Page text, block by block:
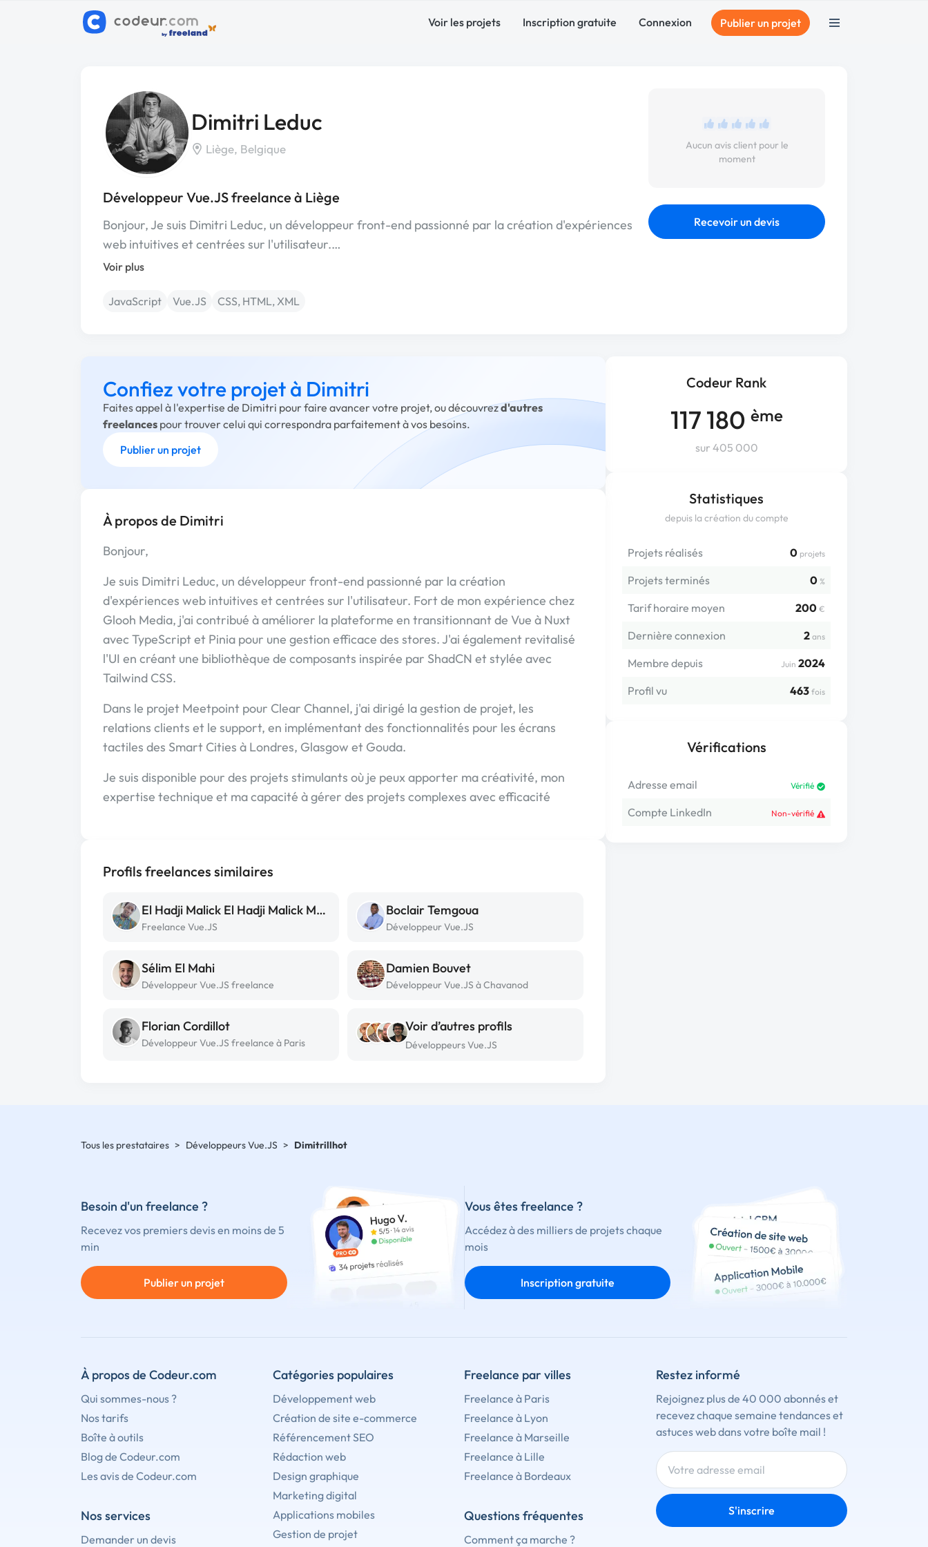
Voir les projets Inscription gratuite Connexion Publier un projet
Dimitri Leduc
Liège, Belgique
Développeur Vue.JS freelance à Liège
Bonjour, Je suis Dimitri Leduc, un développeur front-end passionné par la création d'expériences
web intuitives et centrées sur l'utilisateur.…
Voir plus
JavaScript Vue.JS CSS, HTML, XML
Aucun avis client pour le
moment
Recevoir un devis
Codeur Rank
117 180 ème
sur 405 000
Statistiques
depuis la création du compte
Projets réalisés 0 projets
Projets terminés 0 %
Tarif horaire moyen 200 €
Dernière connexion 2 ans
Membre depuis Juin 2024
Profil vu
463 fois
Vérifications
Adresse email Vérifié
Compte LinkedIn Non-vérifié
Confiez votre projet à Dimitri
Faites appel à l'expertise de Dimitri pour faire avancer votre projet, ou découvrezd'autres
freelances pour trouver celui qui correspondra parfaitement à vos besoins.
Publier un projet
À propos de Dimitri
Bonjour,
Je suis Dimitri Leduc, un développeur front-end passionné par la création
d'expériences web intuitives et centrées sur l'utilisateur. Fort de mon expérience chez
Glooh Media, j'ai contribué à améliorer la plateforme en transitionnant de Vue à Nuxt
avec TypeScript et Pinia pour une gestion efficace des stores. J'ai également revitalisé
l'UI en créant une bibliothèque de composants inspirée par ShadCN et stylée avec
Tailwind CSS.
Dans le projet Meetpoint pour Clear Channel, j'ai dirigé la gestion de projet, les
relations clients et le support, en implémentant des fonctionnalités pour les écrans
tactiles des Smart Cities à Londres, Glasgow et Gouda.
Je suis disponible pour des projets stimulants où je peux apporter ma créativité, mon
expertise technique et ma capacité à gérer des projets complexes avec efficacité
Profils freelances similaires
El Hadji Malick El Hadji Malick Mbengue
Freelance Vue.JS
Boclair Temgoua
Développeur Vue.JS
Sélim El Mahi
Développeur Vue.JS freelance
Damien Bouvet
Développeur Vue.JS à Chavanod
Florian Cordillot
Développeur Vue.JS freelance à Paris
Voir d’autres profils
Développeurs Vue.JS
Tous les prestataires > Développeurs Vue.JS > Dimitrillhot
Besoin d'un freelance ?
Recevez vos premiers devis en moins de 5
min
Publier un projet
Vous êtes freelance ?
Accédez à des milliers de projets chaque
mois
Inscription gratuite
À propos de Codeur.com
Qui sommes-nous ?
Nos tarifs
Boîte à outils
Blog de Codeur.com
Les avis de Codeur.com
Nos services
Demander un devis
Catégories populaires
Développement web
Création de site e-commerce
Référencement SEO
Rédaction web
Design graphique
Marketing digital
Applications mobiles
Gestion de projet
Freelance par villes
Freelance à Paris
Freelance à Lyon
Freelance à Marseille
Freelance à Lille
Freelance à Bordeaux
Questions fréquentes
Comment ça marche ?
Restez informé
Rejoignez plus de 40 000 abonnés et
recevez chaque semaine tendances et
astuces web dans votre boîte mail !
S'inscrire